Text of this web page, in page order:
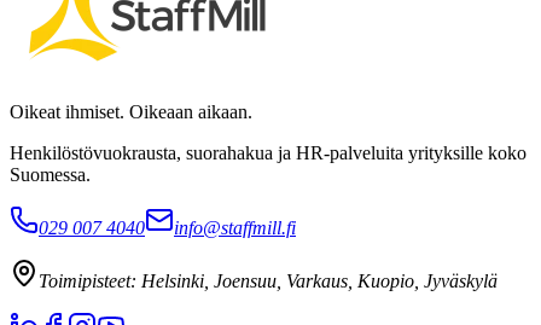
Oikeat ihmiset. Oikeaan aikaan.
Henkilöstövuokrausta, suorahakua ja HR-palveluita yrityksille koko
Suomessa.
029 007 4040 info@staffmill.fi
Toimipisteet: Helsinki, Joensuu, Varkaus, Kuopio, Jyväskylä